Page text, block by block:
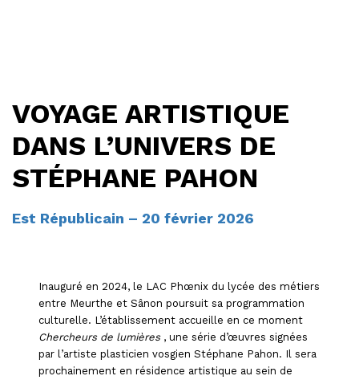
VOYAGE ARTISTIQUE
DANS L’UNIVERS DE
STÉPHANE PAHON
Est Républicain – 20 février 2026
Inauguré en 2024, le LAC Phœnix du lycée des métiers
entre Meurthe et Sânon poursuit sa programmation
culturelle. L’établissement accueille en ce moment
Chercheurs de lumières, une série d’œuvres signées
par l’artiste plasticien vosgien Stéphane Pahon. Il sera
prochainement en résidence artistique au sein de